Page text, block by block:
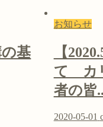
基
お知らせ
【
て カ
者の皆
2020-05-01